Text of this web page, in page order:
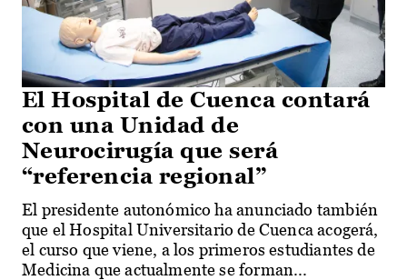
El Hospital de Cuenca contará
con una Unidad de
Neurocirugía que será
“referencia regional”
El presidente autonómico ha anunciado también
que el Hospital Universitario de Cuenca acogerá,
el curso que viene, a los primeros estudiantes de
Medicina que actualmente se forman...